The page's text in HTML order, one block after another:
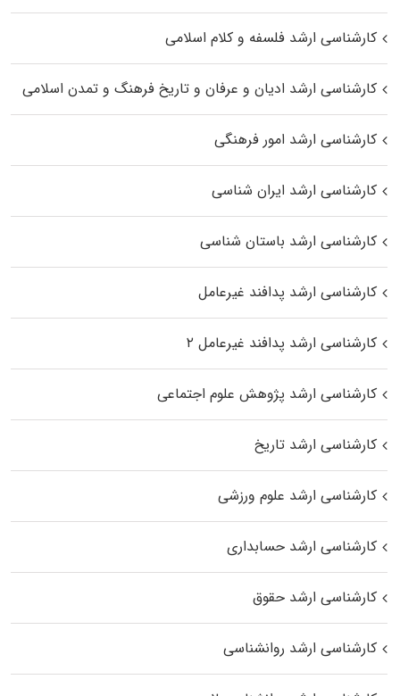
کارشناسی ارشد فلسفه و کلام اسلامی
کارشناسی ارشد ادیان و عرفان و تاریخ فرهنگ و تمدن اسلامی
کارشناسی ارشد امور فرهنگی
کارشناسی ارشد ایران شناسی
کارشناسی ارشد باستان شناسی
کارشناسی ارشد پدافند غیرعامل
کارشناسی ارشد پدافند غیرعامل ۲
کارشناسی ارشد پژوهش علوم اجتماعی
کارشناسی ارشد تاریخ
کارشناسی ارشد علوم ورزشی
کارشناسی ارشد حسابداری
کارشناسی ارشد حقوق
کارشناسی ارشد روانشناسی